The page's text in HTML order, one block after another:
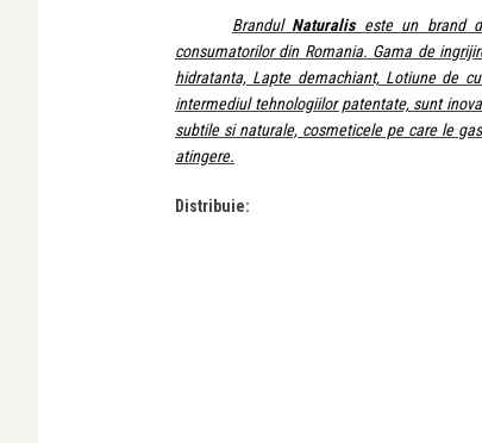
Brandul Naturalis este un brand
consumatorilor din Romania. Gama de
hidratanta, Lapte demachiant, Lotiune de
intermediul tehnologiilor patentate, sunt
subtile si naturale, cosmeticele pe care le
atingere.
Distribuie: